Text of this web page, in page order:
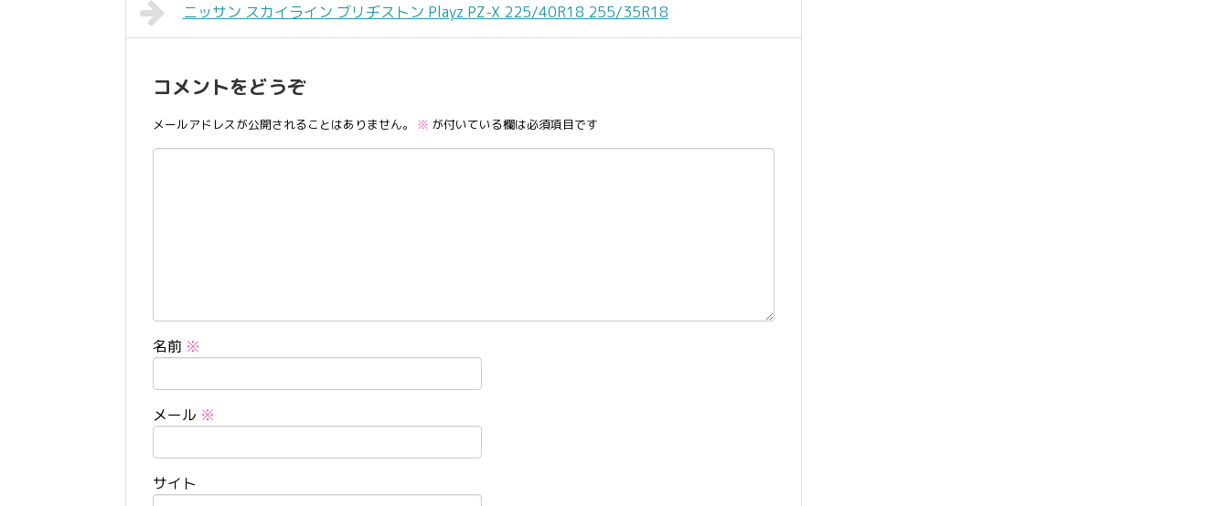
ニッサン スカイライン ブリヂストン Playz PZ-X 225/40R18 255/35R18
コメントをどうぞ
メールアドレスが公開されることはありません。 ※ が付いている欄は必須項目です
名前 ※
メール ※
サイト